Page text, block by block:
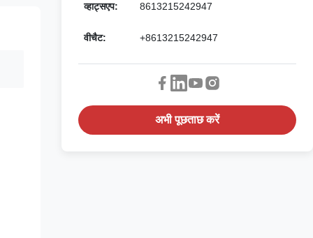
व्हाट्सएप: 8613215242947
वीचैट: +8613215242947
अभी पूछताछ करें